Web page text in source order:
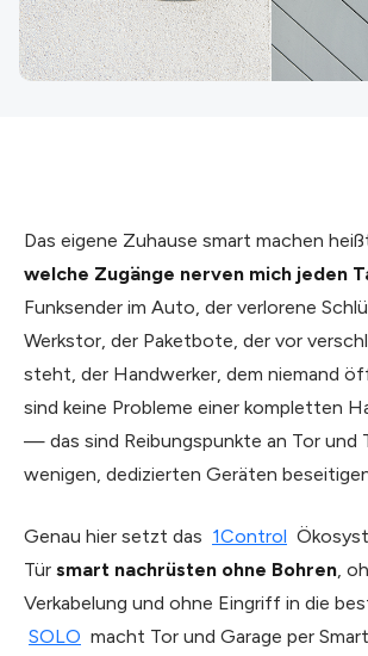
Das eigene Zuhause smart machen
welche Zugänge nerven mich jeden
Funksender im Auto, der verlorene
Werkstor, der Paketbote, der vor
steht, der Handwerker, dem niemand
sind keine Probleme einer kompletten
— das sind Reibungspunkte an Tor und
wenigen, dedizierten Geräten
Genau hier setzt das 1Control
Tür smart nachrüsten ohne Bohren ,
Verkabelung und ohne Eingriff in die
SOLO macht Tor und Garage per